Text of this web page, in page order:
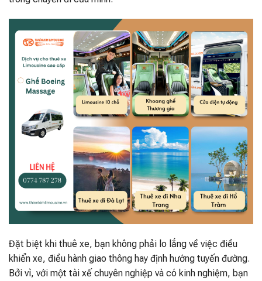
Đặt biệt khi thuê xe, bạn không phải lo lắng về việc điều
khiển xe, điều hành giao thông hay định hướng tuyến đường.
Bởi vì, với một tài xế chuyên nghiệp và có kinh nghiệm, bạn